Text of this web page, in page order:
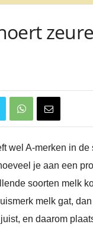
wel A-merken in
je aan een
soorten melk
melk gat,
en daarom